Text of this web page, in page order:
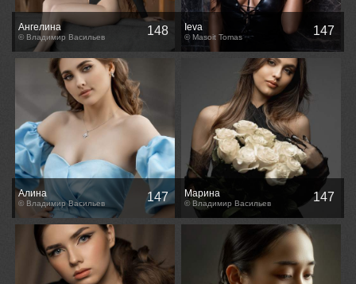
Ангелина
© Владимир Васильев 148 Ieva
© Masoit Tomas 147
Алина
© Владимир Васильев 147 Марина
© Владимир Васильев 147